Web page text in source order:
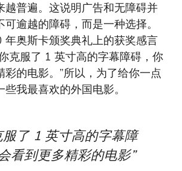
越普遍。这说明广告和无障碍并
逾越的障碍，而是一种选择。
奥斯卡颁奖典礼上的获奖感言
克服了 1 英寸高的字幕障碍，你
彩的电影。”所以，为了给你一点
我最喜欢的外国电影。
服了 1 英寸高的字幕障
看到更多精彩的电影”